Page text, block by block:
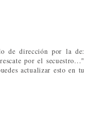
de dirección por la de:
por el secuestro..."
actualizar esto en tu